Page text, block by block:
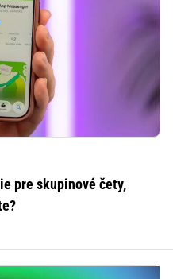
pre skupinové čety,